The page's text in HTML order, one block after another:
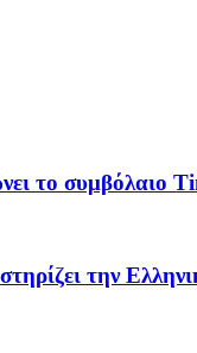
το συμβόλαιο
την